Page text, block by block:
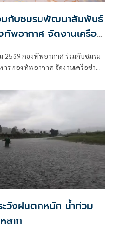
มกับชมรมพัฒนาสัมพันธ์
ทัพอากาศ จัดงานเครือ
นธ์ระดับผู้บริหาร
การประชาสัมพันธ์
มหาธาตุเจดีย์ องค์ที่ 3
2569 กองทัพอากาศ ร่วมกับชมรม
กองทัพอากาศ จัดงานเครือข่าย
งพระมหาธาตุเจดีย์ องค์ที่ 3 โดยมี
า ผู้บัญชาการทหารอากาศ เป็น
งได้รับเกียรติจากผู้บริหารองค์กร
วังฝนตกหนัก น้ำท่วม
ลาก